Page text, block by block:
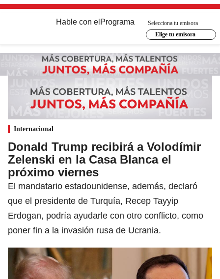
Hable con el Programa
Selecciona tu emisora
Elige tu emisora
Internacional
Donald Trump recibirá a Volodímir
Zelenski en la Casa Blanca el
próximo viernes
El mandatario estadounidense, además, declaró
que el presidente de Turquía, Recep Tayyip
Erdogan, podría ayudarle con otro conflicto, como
poner fin a la invasión rusa de Ucrania.